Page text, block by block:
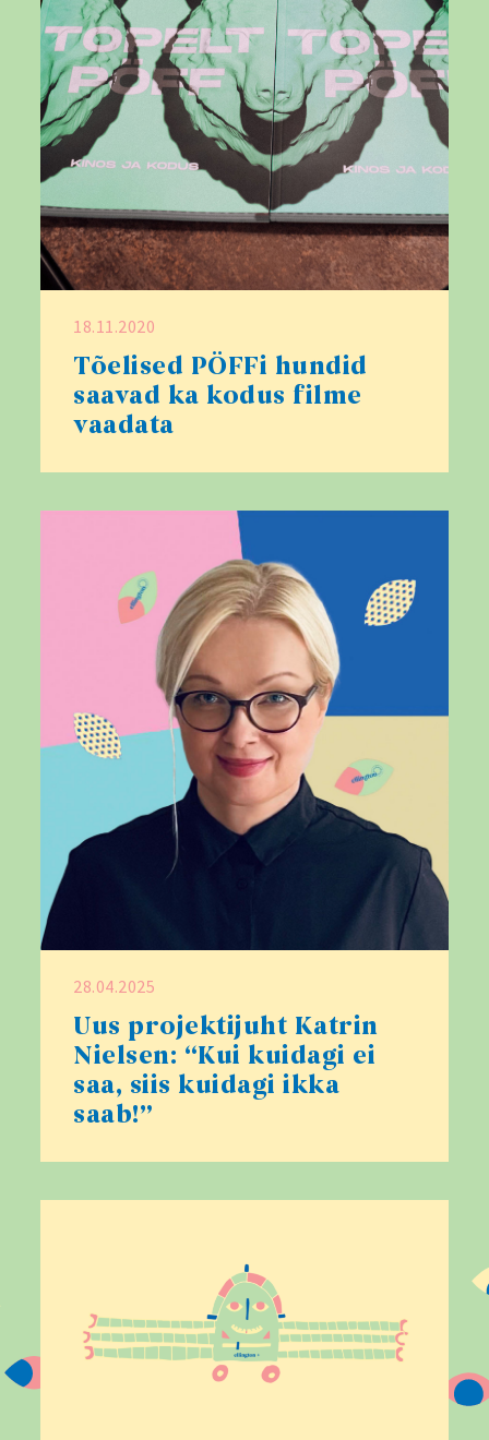
18.11.2020
Tõelised PÖFFi hundid
saavad ka kodus filme
vaadata
28.04.2025
Uus projektijuht Katrin
Nielsen: “Kui kuidagi ei
saa, siis kuidagi ikka
saab!”